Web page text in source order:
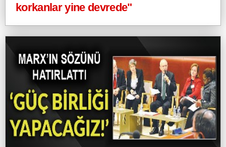
korkanlar yine devrede"